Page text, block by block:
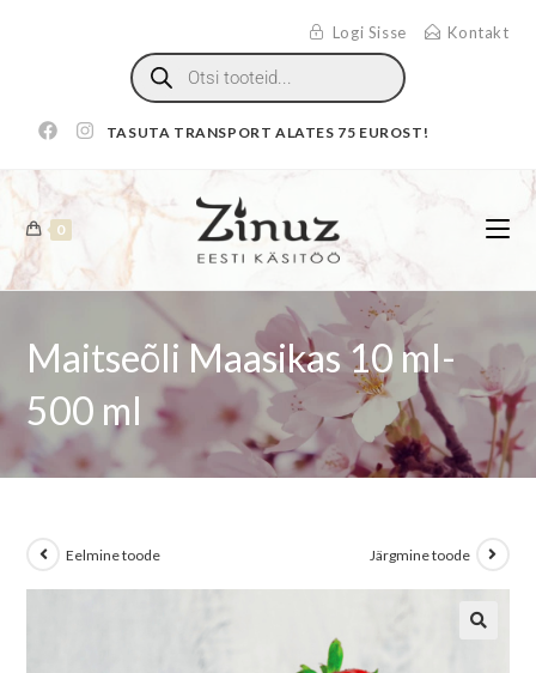
Logi Sisse Kontakt
TASUTA TRANSPORT ALATES 75 EUROST!
0
Maitseõli Maasikas 10 ml-
500 ml
Eelmine toode Järgmine toode